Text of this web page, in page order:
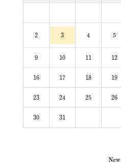
2 3 4 5
9 10 11 12
16 17 18 19
23 24 25 26
30 31
New